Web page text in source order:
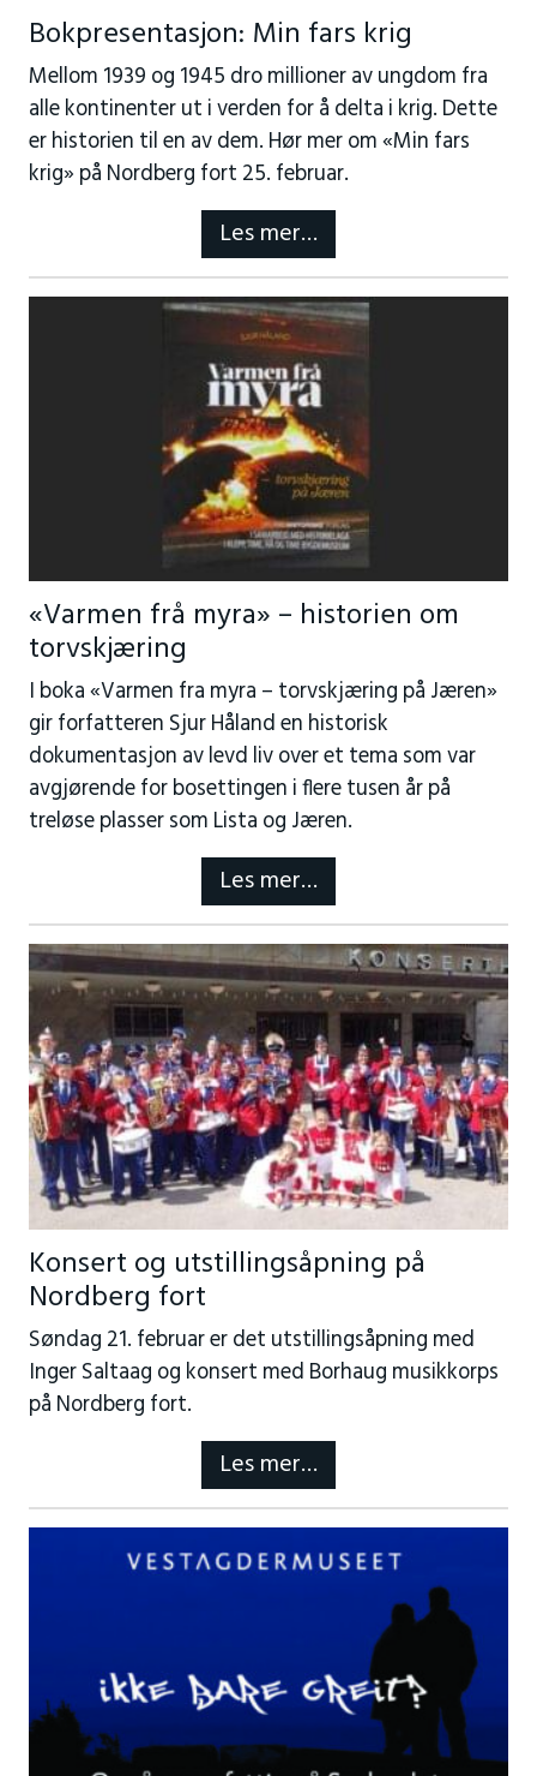
Bokpresentasjon: Min fars krig
Mellom 1939 og 1945 dro millioner av ungdom fra
alle kontinenter ut i verden for å delta i krig. Dette
er historien til en av dem. Hør mer om «Min fars
krig» på Nordberg fort 25. februar.
Les mer…
«Varmen frå myra» – historien om
torvskjæring
I boka «Varmen fra myra – torvskjæring på Jæren»
gir forfatteren Sjur Håland en historisk
dokumentasjon av levd liv over et tema som var
avgjørende for bosettingen i flere tusen år på
treløse plasser som Lista og Jæren.
Les mer…
Konsert og utstillingsåpning på
Nordberg fort
Søndag 21. februar er det utstillingsåpning med
Inger Saltaag og konsert med Borhaug musikkorps
på Nordberg fort.
Les mer…